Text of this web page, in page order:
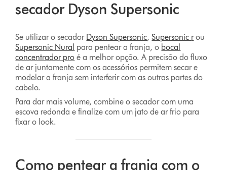
secador Dyson Supersonic
Se utilizar o secador Dyson Supersonic,Supersonic rou
Supersonic Nural para pentear a franja, o bocal
concentrador pro é a melhor opção. A precisão do fluxo
de ar juntamente com os acessórios permitem secar e
modelar a franja sem interferir com as outras partes do
cabelo.
Para dar mais volume, combine o secador com uma
escova redonda e finalize com um jato de ar frio para
fixar o look.
Como pentear a franja com o